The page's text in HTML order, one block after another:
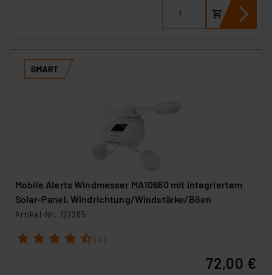
insbesondere der Art der übermittelten Daten,
Impressum|Datenschutzerklärung
Mobile Alerts Windmesser MA10660 mit integriertem
Solar-Panel, Windrichtung/Windstärke/Böen
Artikel-Nr. 121285
1 2 3 4 5 (4)
72,00 €